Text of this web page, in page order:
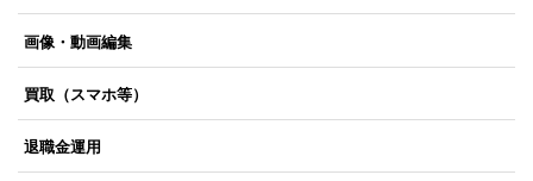
画像・動画編集
買取（スマホ等）
退職金運用